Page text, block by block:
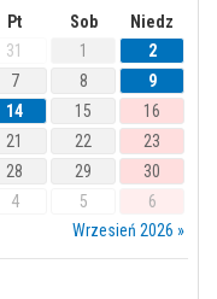
Pt Sob
Niedz
31 1
2
7 8
9
14 15
16
21 22
23
28 29
30
4 5
6
Wrzesień 2026 »